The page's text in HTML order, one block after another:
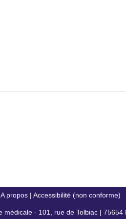
A propos| Accessibilité (non conforme)
- 101, rue de Tolbiac | 75654